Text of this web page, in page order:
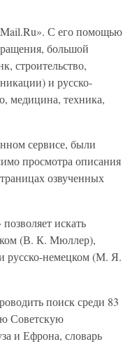
С его помощью
большой
строительство,
и русско-
медицина, техника,
сервисе, были
просмотра описания
озвученных
искать
(В. К. Мюллер),
русско-немецком (М. Я.
поиск среди 83
Советскую
и Ефрона, словарь